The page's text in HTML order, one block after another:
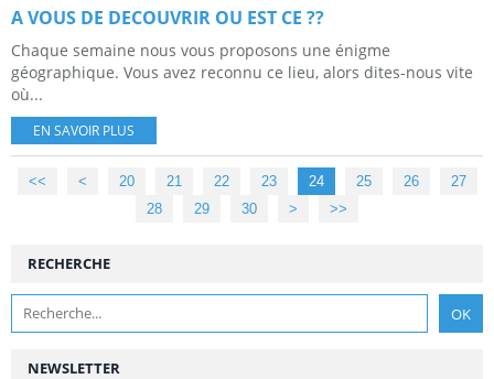
A VOUS DE DECOUVRIR OU EST CE ??
Chaque semaine nous vous proposons une énigme
géographique. Vous avez reconnu ce lieu, alors dites-nous vite
où...
EN SAVOIR PLUS
<< < 10
20 21 22 23 24 25 26
27
28
29 30 > >>
NEWSLETTER
RECHERCHE